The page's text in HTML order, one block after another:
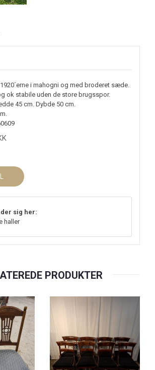
i mahogni og med broderet sæde.
ok stabile uden de store brugsspor.
45 cm. Dybde 50 cm.
sig her:
haller
PRODUKTER